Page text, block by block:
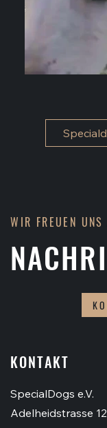
WIR FREUEN
KONTAKT
SpecialDogs e.V.
Adelheidstrasse